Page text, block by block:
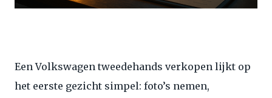
Een Volkswagen tweedehands verkopen lijkt op
het eerste gezicht simpel: foto’s nemen,